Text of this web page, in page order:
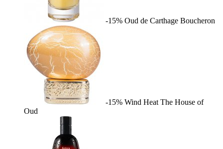
-15% Oud de Carthage Boucheron
-15% Wind Heat The House of
Oud